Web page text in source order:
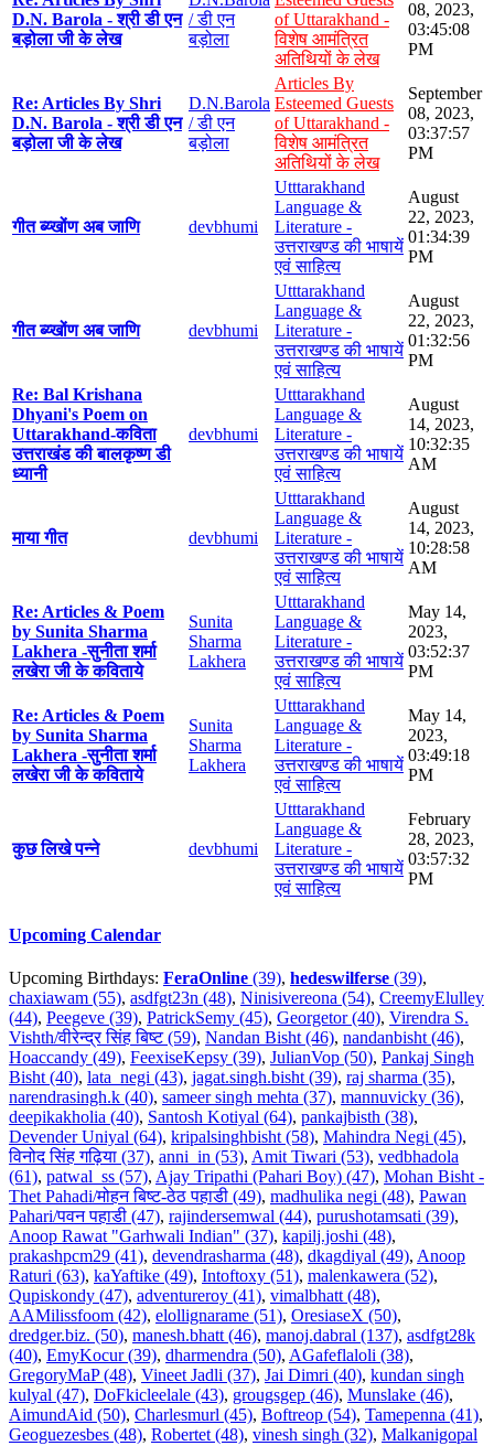
D.N. Barola - श्री डी एन
बड़ोला जी के लेख
/ डी एन
बड़ोला
of Uttarakhand -
विशेष आमंत्रित
अतिथियों के लेख
08, 2023,
03:45:08
PM
Re: Articles By Shri
D.N. Barola - श्री डी एन
बड़ोला जी के लेख
D.N.Barola
/ डी एन
बड़ोला
Articles By
Esteemed Guests
of Uttarakhand -
विशेष आमंत्रित
अतिथियों के लेख
September
08, 2023,
03:37:57
PM
गीत ब्य्खोंण अब जाणि devbhumi
Utttarakhand
Language &
Literature -
उत्तराखण्ड की भाषायें
एवं साहित्य
August
22, 2023,
01:34:39
PM
गीत ब्य्खोंण अब जाणि devbhumi
Utttarakhand
Language &
Literature -
उत्तराखण्ड की भाषायें
एवं साहित्य
August
22, 2023,
01:32:56
PM
Re: Bal Krishana
Dhyani's Poem on
Uttarakhand-कविता
उत्तराखंड की बालकृष्ण डी
ध्यानी
devbhumi
Utttarakhand
Language &
Literature -
उत्तराखण्ड की भाषायें
एवं साहित्य
August
14, 2023,
10:32:35
AM
माया गीत devbhumi
Utttarakhand
Language &
Literature -
उत्तराखण्ड की भाषायें
एवं साहित्य
August
14, 2023,
10:28:58
AM
Re: Articles & Poem
by Sunita Sharma
Lakhera -सुनीता शर्मा
लखेरा जी के कविताये
Sunita
Sharma
Lakhera
Utttarakhand
Language &
Literature -
उत्तराखण्ड की भाषायें
एवं साहित्य
May 14,
2023,
03:52:37
PM
Re: Articles & Poem
by Sunita Sharma
Lakhera -सुनीता शर्मा
लखेरा जी के कविताये
Sunita
Sharma
Lakhera
Utttarakhand
Language &
Literature -
उत्तराखण्ड की भाषायें
एवं साहित्य
May 14,
2023,
03:49:18
PM
कुछ लिखे पन्ने devbhumi
Utttarakhand
Language &
Literature -
उत्तराखण्ड की भाषायें
एवं साहित्य
February
28, 2023,
03:57:32
PM
Upcoming Calendar
Upcoming Birthdays: FeraOnline (39), hedeswilferse (39),
chaxiawam (55), asdfgt23n (48), Ninisivereona (54), CreemyElulley
(44), Peegeve (39), PatrickSemy (45), Georgetor (40), Virendra S.
Vishth/वीरेन्द्र सिंह बिष्ट (59), Nandan Bisht (46), nandanbisht (46),
Hoaccandy (49), FeexiseKepsy (39), JulianVop (50), Pankaj Singh
Bisht (40), lata_negi (43), jagat.singh.bisht (39), raj sharma (35),
narendrasingh.k (40), sameer singh mehta (37), mannuvicky (36),
deepikakholia (40), Santosh Kotiyal (64), pankajbisth (38),
Devender Uniyal (64), kripalsinghbisht (58), Mahindra Negi (45),
विनोद सिंह गढ़िया (37), anni_in (53), Amit Tiwari (53), vedbhadola
(61), patwal_ss (57), Ajay Tripathi (Pahari Boy) (47), Mohan Bisht -
Thet Pahadi/मोहन बिष्ट-ठेठ पहाडी (49), madhulika negi (48), Pawan
Pahari/पवन पहाडी (47), rajindersemwal (44), purushotamsati (39),
Anoop Rawat "Garhwali Indian" (37), kapilj.joshi (48),
prakashpcm29 (41), devendrasharma (48), dkagdiyal (49), Anoop
Raturi (63), kaYaftike (49), Intoftoxy (51), malenkawera (52),
Qupiskondy (47), adventureroy (41), vimalbhatt (48),
AAMilissfoom (42), elollignarame (51), OresiaseX (50),
dredger.biz. (50), manesh.bhatt (46), manoj.dabral (137), asdfgt28k
(40), EmyKocur (39), dharmendra (50), AGafeflaloli (38),
GregoryMaP (48), Vineet Jadli (37), Jai Dimri (40), kundan singh
kulyal (47), DoFkicleelale (43), grougsgep (46), Munslake (46),
AimundAid (50), Charlesmurl (45), Boftreop (54), Tamepenna (41),
Geoguezesbes (48), Robertet (48), vinesh singh (32), Malkanigopal